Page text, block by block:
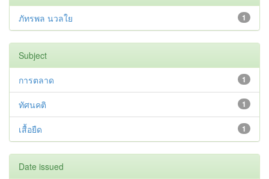
1
ภัทรพล นวลใย
Subject
1
การตลาด
1
ทัศนคติ
1
เสื้อยืด
Date issued